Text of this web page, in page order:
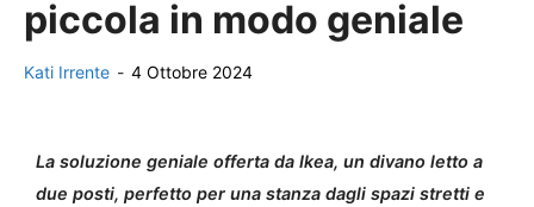
piccola in modo geniale
Kati Irrente - 4 Ottobre 2024
La soluzione geniale offerta da Ikea, un divano letto a
due posti, perfetto per una stanza dagli spazi stretti e